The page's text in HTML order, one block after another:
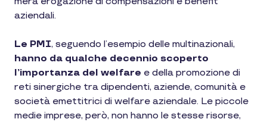
aziendali.
Le PMI, seguendo l’esempio delle multinazionali,
hanno da qualche decennio scoperto
l’importanza del welfare e della promozione di
reti sinergiche tra dipendenti, aziende, comunità e
società emettitrici di welfare aziendale. Le piccole
medie imprese, però, non hanno le stesse risorse,